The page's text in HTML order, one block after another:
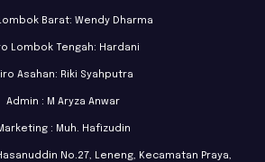
Barat: Wendy Dharma
Lombok Tengah: Hardani
Asahan: Riki Syahputra
Admin : M Aryza Anwar
: Muh. Hafizudin
No.27, Leneng, Kecamatan Praya,